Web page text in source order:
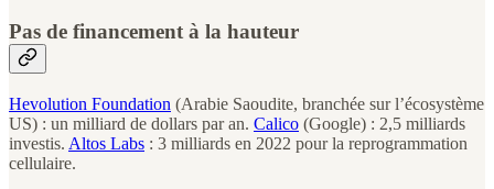
Pas de financement à la hauteur
Hevolution Foundation (Arabie Saoudite, branchée sur l’écosystème
US) : un milliard de dollars par an. Calico (Google) : 2,5 milliards
investis. Altos Labs : 3 milliards en 2022 pour la reprogrammation
cellulaire.